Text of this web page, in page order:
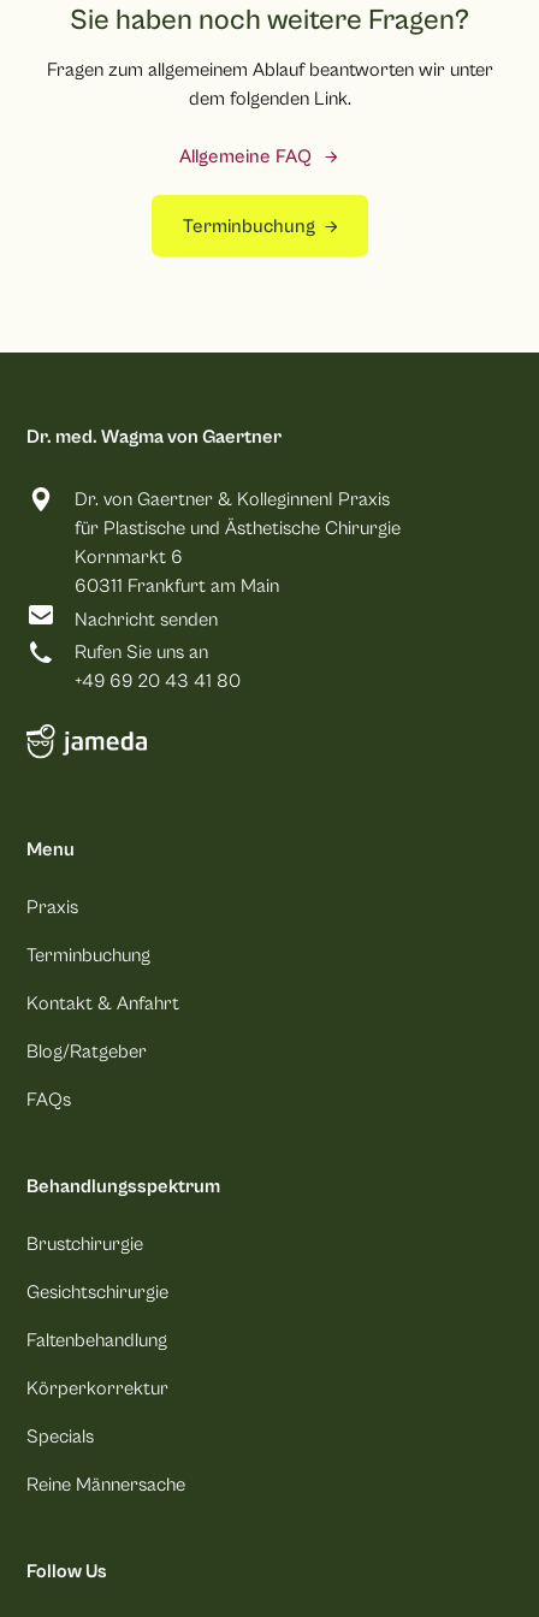
nach Milliliter kalkuliert.
Sie haben noch weitere Fragen?
Fragen zum allgemeinem Ablauf beantworten wir unter
dem folgenden Link.
Allgemeine FAQ
Terminbuchung
Dr. med. Wagma von Gaertner
Dr. von Gaertner & KolleginnenI Praxis
für Plastische und Ästhetische Chirurgie
Kornmarkt 6
60311 Frankfurt am Main
Nachricht senden
Rufen Sie uns an
+49 69 20 43 41 80
Menu
Praxis
Terminbuchung
Kontakt & Anfahrt
Blog/Ratgeber
FAQs
Behandlungsspektrum
Brustchirurgie
Gesichtschirurgie
Faltenbehandlung
Körperkorrektur
Specials
Reine Männersache
Follow Us